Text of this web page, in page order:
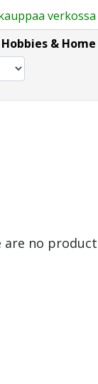
& Home
are no